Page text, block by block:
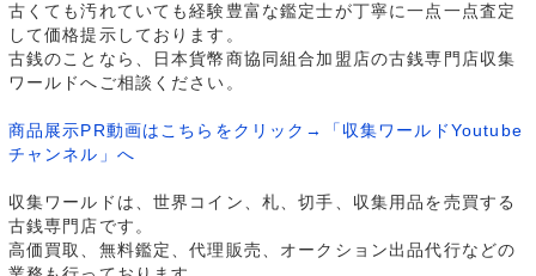
古くても汚れていても経験豊富な鑑定士が丁寧に一点一点査定
して価格提示しております。
古銭のことなら、日本貨幣商協同組合加盟店の古銭専門店収集
ワールドへご相談ください。
商品展示PR動画はこちらをクリック→「収集ワールドYoutube
チャンネル」へ
収集ワールドは、世界コイン、札、切手、収集用品を売買する
古銭専門店です。
高価買取、無料鑑定、代理販売、オークション出品代行などの